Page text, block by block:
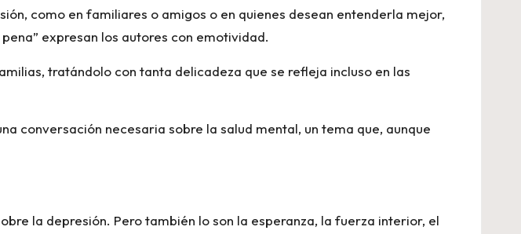
como en familiares o amigos o en quienes desean entenderla mejor,
expresan los autores con emotividad.
tratándolo con tanta delicadeza que se refleja incluso en las
conversación necesaria sobre la salud mental, un tema que, aunque
la depresión. Pero también lo son la esperanza, la fuerza interior, el